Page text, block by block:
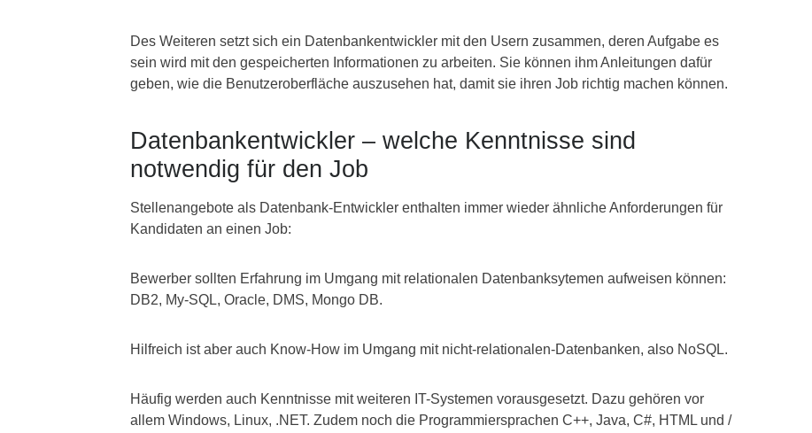
Des Weiteren setzt sich ein Datenbankentwickler mit den Usern zusammen, deren Aufgabe es
sein wird mit den gespeicherten Informationen zu arbeiten. Sie können ihm Anleitungen dafür
geben, wie die Benutzeroberfläche auszusehen hat, damit sie ihren Job richtig machen können.
Datenbankentwickler – welche Kenntnisse sind
notwendig für den Job
Stellenangebote als Datenbank-Entwickler enthalten immer wieder ähnliche Anforderungen für
Kandidaten an einen Job:
Bewerber sollten Erfahrung im Umgang mit relationalen Datenbanksytemen aufweisen können:
DB2, My-SQL, Oracle, DMS, Mongo DB.
Hilfreich ist aber auch Know-How im Umgang mit nicht-relationalen-Datenbanken, also NoSQL.
Häufig werden auch Kenntnisse mit weiteren IT-Systemen vorausgesetzt. Dazu gehören vor
allem Windows, Linux, .NET. Zudem noch die Programmiersprachen C++, Java, C#, HTML und /